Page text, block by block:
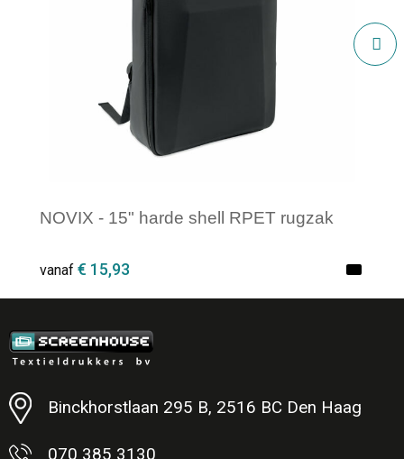
NOVIX - 15" harde shell RPET rugzak
vanaf € 15,93
Minimale afname: 1
Binckhorstlaan 295 B, 2516 BC Den Haag
070 385 3130